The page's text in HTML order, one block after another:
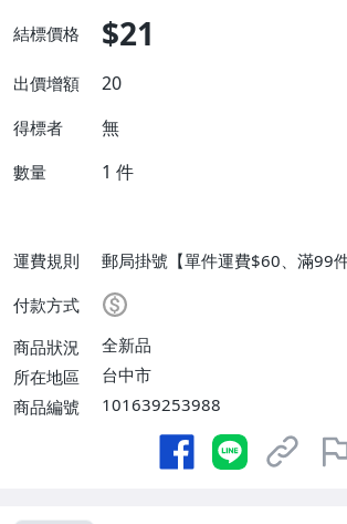
結標價格 $21
出價增額 20
得標者 無
數量 1 件
運費規則
郵局掛號【單件運費$60、滿99
$9999免運費】
付款方式
商品狀況
全新品
所在地區
台中市
商品編號
101639253988